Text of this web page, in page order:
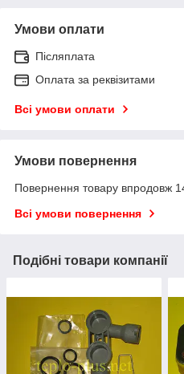
Умови оплати
Післяплата
Оплата за реквізитами
Всі умови оплати
Умови повернення
Повернення товару впродовж
Всі умови повернення
Подібні товари компанії